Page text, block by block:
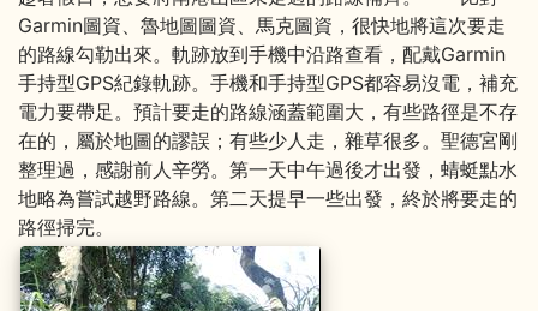
Garmin圖資、魯地圖圖資、馬克圖資，很快地將這次要走
的路線勾勒出來。軌跡放到手機中沿路查看，配戴Garmin
手持型GPS紀錄軌跡。手機和手持型GPS都容易沒電，補充
電力要帶足。預計要走的路線涵蓋範圍大，有些路徑是不存
在的，屬於地圖的謬誤；有些少人走，雜草很多。聖德宮剛
整理過，感謝前人辛勞。第一天中午過後才出發，蜻蜓點水
地略為嘗試越野路線。第二天提早一些出發，終於將要走的
路徑掃完。